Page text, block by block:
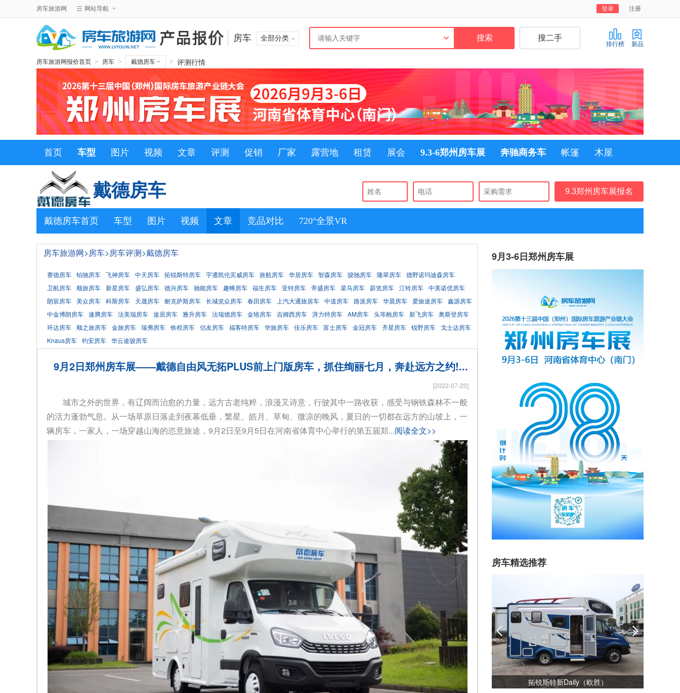
注册
登录
房车旅游网 网站导航
排行榜 新品
房车 全部分类
房车旅游网报价首页 > 房车 > 戴德房车 > 评测行情
首页 车型 图片 视频 文章 评测 促销 厂家 露营地 租赁 展会 9.3-6郑州房车展 奔驰商务车 帐篷 木屋
9.3郑州房车展报名
戴德房车
戴德房车首页 车型 图片 视频 文章 竞品对比 720°全景VR
房车旅游网>房车>房车评测>戴德房车
赛德房车 铂驰房车 飞神房车 中天房车 拓锐斯特房车 宇通凯伦宾威房车 旌航房车 华居房车 智森房车 骏驰房车 隆翠房车 德野诺玛迪森房车
卫航房车
顺旅房车 新星房车 盛弘房车 德兴房车 驰能房车 趣蜂房车 福生房车 亚特房车 帝盛房车 菜马房车 蔚览房车 江铃房车 中美诺优房车
朗宸房车 美众房车 科斯房车 天晟房车 耐克萨斯房车 长城览众房车 春田房车 上汽大通旅居车 中道房车 路派房车 华晨房车 爱旅途房车 鑫源房车
中金博朗房车 速腾房车 法美瑞房车 途居房车 雅升房车 法瑞德房车 金辂房车 吉姆西房车 湃力特房车 AM房车 头等舱房车 新飞房车 奥斯登房车
环达房车
顺之旅房车 金旅房车 瑞弗房车 铁程房车 侣友房车 福客特房车 华旅房车 佳乐房车 富士房车 金冠房车 齐星房车 锐野房车 戈士达房车
Knaus房车 钧安房车 华云途骏房车
9月2日郑州房车展——戴德自由风无拓PLUS前上门版房车，抓住绚丽七月，奔赴远方之约!...
[2022-07-20]
城市之外的世界，有辽阔而治愈的力量，远方古老纯粹，浪漫又诗意，行驶其中一路收获，感受与钢铁森林不一般
的活力蓬勃气息。从一场草原日落走到夜幕低垂，繁星、皓月、草甸、微凉的晚风，夏日的一切都在远方的山坡上，一
辆房车，一家人，一场穿越山海的恣意旅途，9月2日至9月5日在河南省体育中心举行的第五届郑...阅读全文>>
9月3-6日郑州房车展
房车精选推荐
骏驰大通V80 拓锐斯特新Daily（欧胜） 佳乐金旅考斯特